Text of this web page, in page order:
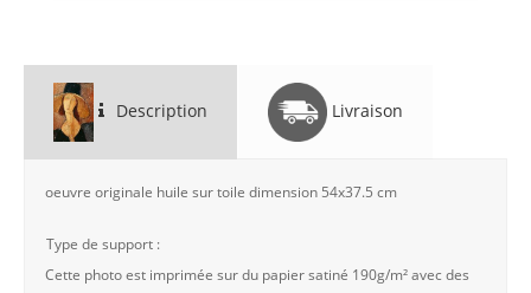
Description Livraison
oeuvre originale huile sur toile dimension 54x37.5 cm
Type de support :
Cette photo est imprimée sur du papier satiné 190g/m² avec des